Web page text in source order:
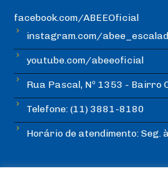
facebook.com/ABEEOficial
instagram.com/
youtube.com/abeeoficial
Rua Pascal, Nº 1353 - Bairro
Telefone: (11) 3881-8180
Horário de atendimento: Seg.